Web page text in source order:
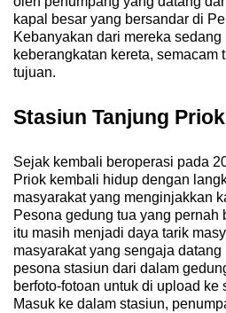
kapal besar yang bersandar di
Kebanyakan dari mereka sedang
keberangkatan kereta, semacam
tujuan.
Stasiun Tanjung
Sejak kembali beroperasi pada
Priok kembali hidup dengan
masyarakat yang menginjakkan
Pesona gedung tua yang pernah
itu masih menjadi daya tarik
masyarakat yang sengaja
pesona stasiun dari dalam
berfoto-fotoan untuk di upload ke
Masuk ke dalam stasiun,